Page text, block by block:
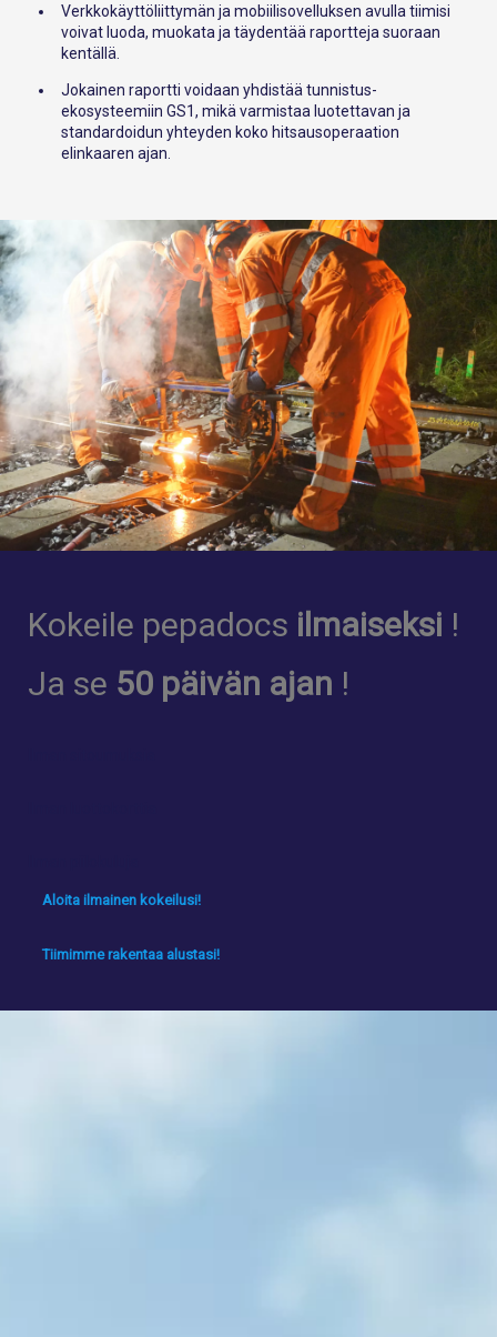
Verkkokäyttöliittymän ja mobiilisovelluksen avulla tiimisi
voivat luoda, muokata ja täydentää raportteja suoraan
kentällä.
Jokainen raportti voidaan yhdistää tunnistus-
ekosysteemiin GS1, mikä varmistaa luotettavan ja
standardoidun yhteyden koko hitsausoperaation
elinkaaren ajan.
Kokeile pepadocs ilmaiseksi !
Ja se 50 päivän ajan !
Aloita ilmainen kokeilusi!
Tiimimme rakentaa alustasi!